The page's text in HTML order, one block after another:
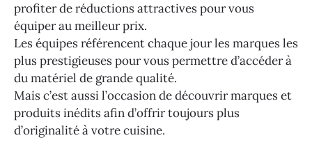
profiter de réductions attractives pour vous
équiper au meilleur prix.
Les équipes référencent chaque jour les marques les
plus prestigieuses pour vous permettre d’accéder à
du matériel de grande qualité.
Mais c’est aussi l’occasion de découvrir marques et
produits inédits afin d’offrir toujours plus
d’originalité à votre cuisine.